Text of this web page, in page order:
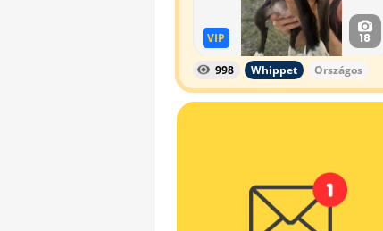
VIP
VIP 18
998 Whippet Országos